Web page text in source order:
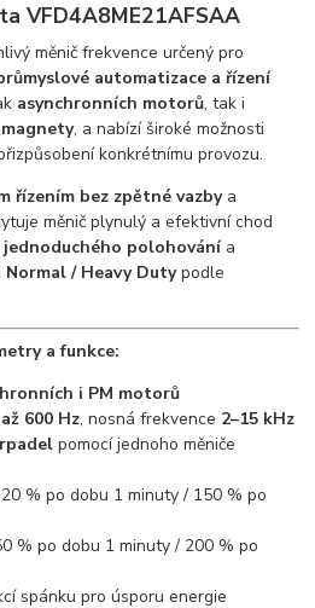
VFD4A8ME21AFSAA
měnič frekvence určený pro
automatizace a řízení
asynchronních motorů, tak i
, a nabízí široké možnosti
konkrétnímu provozu.
řízením bez zpětné vazbya
měnič plynulý a efektivní chod
jednoduchého polohovánía
Normal / Heavy Dutypodle
a funkce:
i PM motorů
600 Hz, nosná frekvence 2–15 kHz
pomocí jednoho měniče
% po dobu 1 minuty / 150 % po
% po dobu 1 minuty / 200 % po
spánku pro úsporu energie